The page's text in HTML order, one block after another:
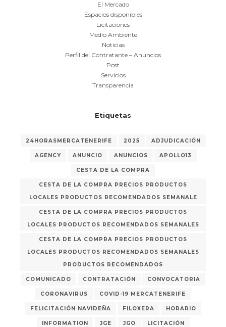
El Mercado
Espacios disponibles
Licitaciones
Medio Ambiente
Noticias
Perfil del Contratante – Anuncios
Post
Servicios
Transparencia
Etiquetas
24HORASMERCATENERIFE 2025 ADJUDICACIÓN
AGENCY ANUNCIO ANUNCIOS APOLLO13
CESTA DE LA COMPRA
CESTA DE LA COMPRA PRECIOS PRODUCTOS
LOCALES PRODUCTOS RECOMENDADOS SEMANALE
CESTA DE LA COMPRA PRECIOS PRODUCTOS
LOCALES PRODUCTOS RECOMENDADOS SEMANALES
CESTA DE LA COMPRA PRECIOS PRODUCTOS
LOCALES PRODUCTOS RECOMENDADOS SEMANALES
PRODUCTOS RECOMENDADOS
COMUNICADO CONTRATACIÓN CONVOCATORIA
CORONAVIRUS COVID-19 MERCATENERIFE
FELICITACIÓN NAVIDEÑA FILOXERA HORARIO
INFORMATION JGE JGO LICITACIÓN